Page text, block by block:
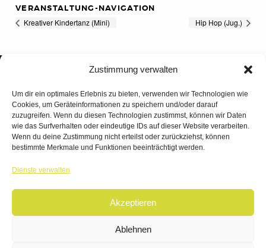
Zustimmung verwalten
Um dir ein optimales Erlebnis zu bieten, verwenden wir Technologien wie
Cookies, um Geräteinformationen zu speichern und/oder darauf
zuzugreifen. Wenn du diesen Technologien zustimmst, können wir Daten
wie das Surfverhalten oder eindeutige IDs auf dieser Website verarbeiten.
Wenn du deine Zustimmung nicht erteilst oder zurückziehst, können
bestimmte Merkmale und Funktionen beeinträchtigt werden.
Dienste verwalten
Akzeptieren
Ablehnen
VERANSTALTUNG-NAVIGATION
Kreativer Kindertanz (Mini) Hip Hop (Jug.)
© 2026 | TANZWERK
DATENSCHUTZ